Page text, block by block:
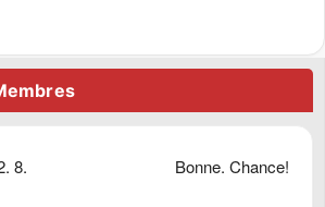
11. 12. 8. Bonne. Chance!